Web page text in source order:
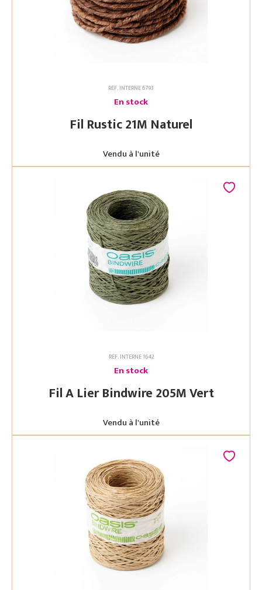
RÉF. INTERNE 6793
En stock
Fil Rustic 21M Naturel
Vendu à l'unité
RÉF. INTERNE 1642
En stock
Fil A Lier Bindwire 205M Vert
Vendu à l'unité